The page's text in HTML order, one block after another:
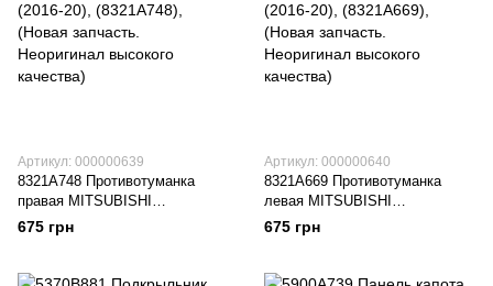
Артикул: 000000639
8321A748 Противотуманка
правая MITSUBISHI
OUTLANDER (2016-20),
(8321A748), (Новая запчасть.
675 грн
Артикул: 000000640
8321A669 Противотуманка
левая MITSUBISHI
OUTLANDER (2016-20),
(8321A669), (Новая запчасть.
675 грн